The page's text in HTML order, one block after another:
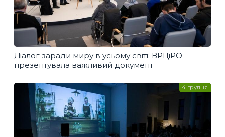
Діалог заради миру в усьому світі: ВРЦіРО
презентувала важливий документ
4 грудня